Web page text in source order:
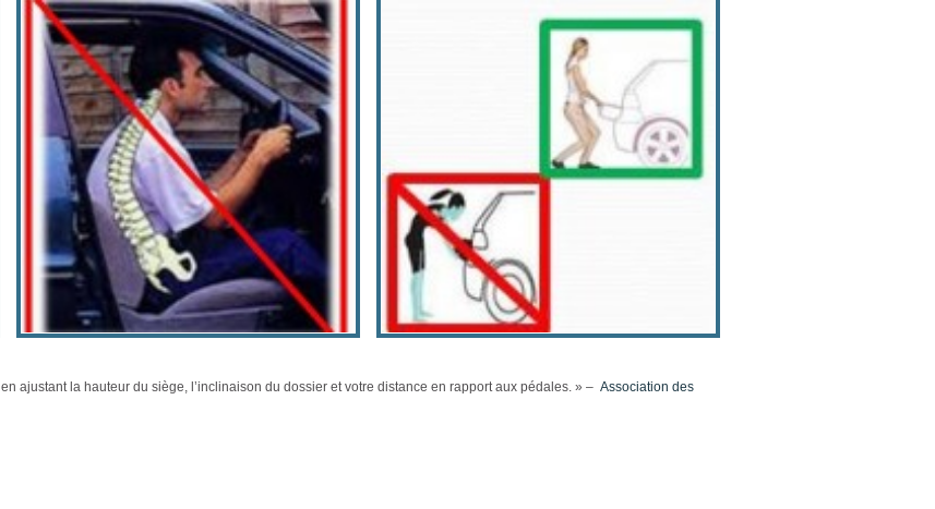
en ajustant la hauteur du siège, l’inclinaison du dossier et votre distance en rapport aux pédales. » – Association des